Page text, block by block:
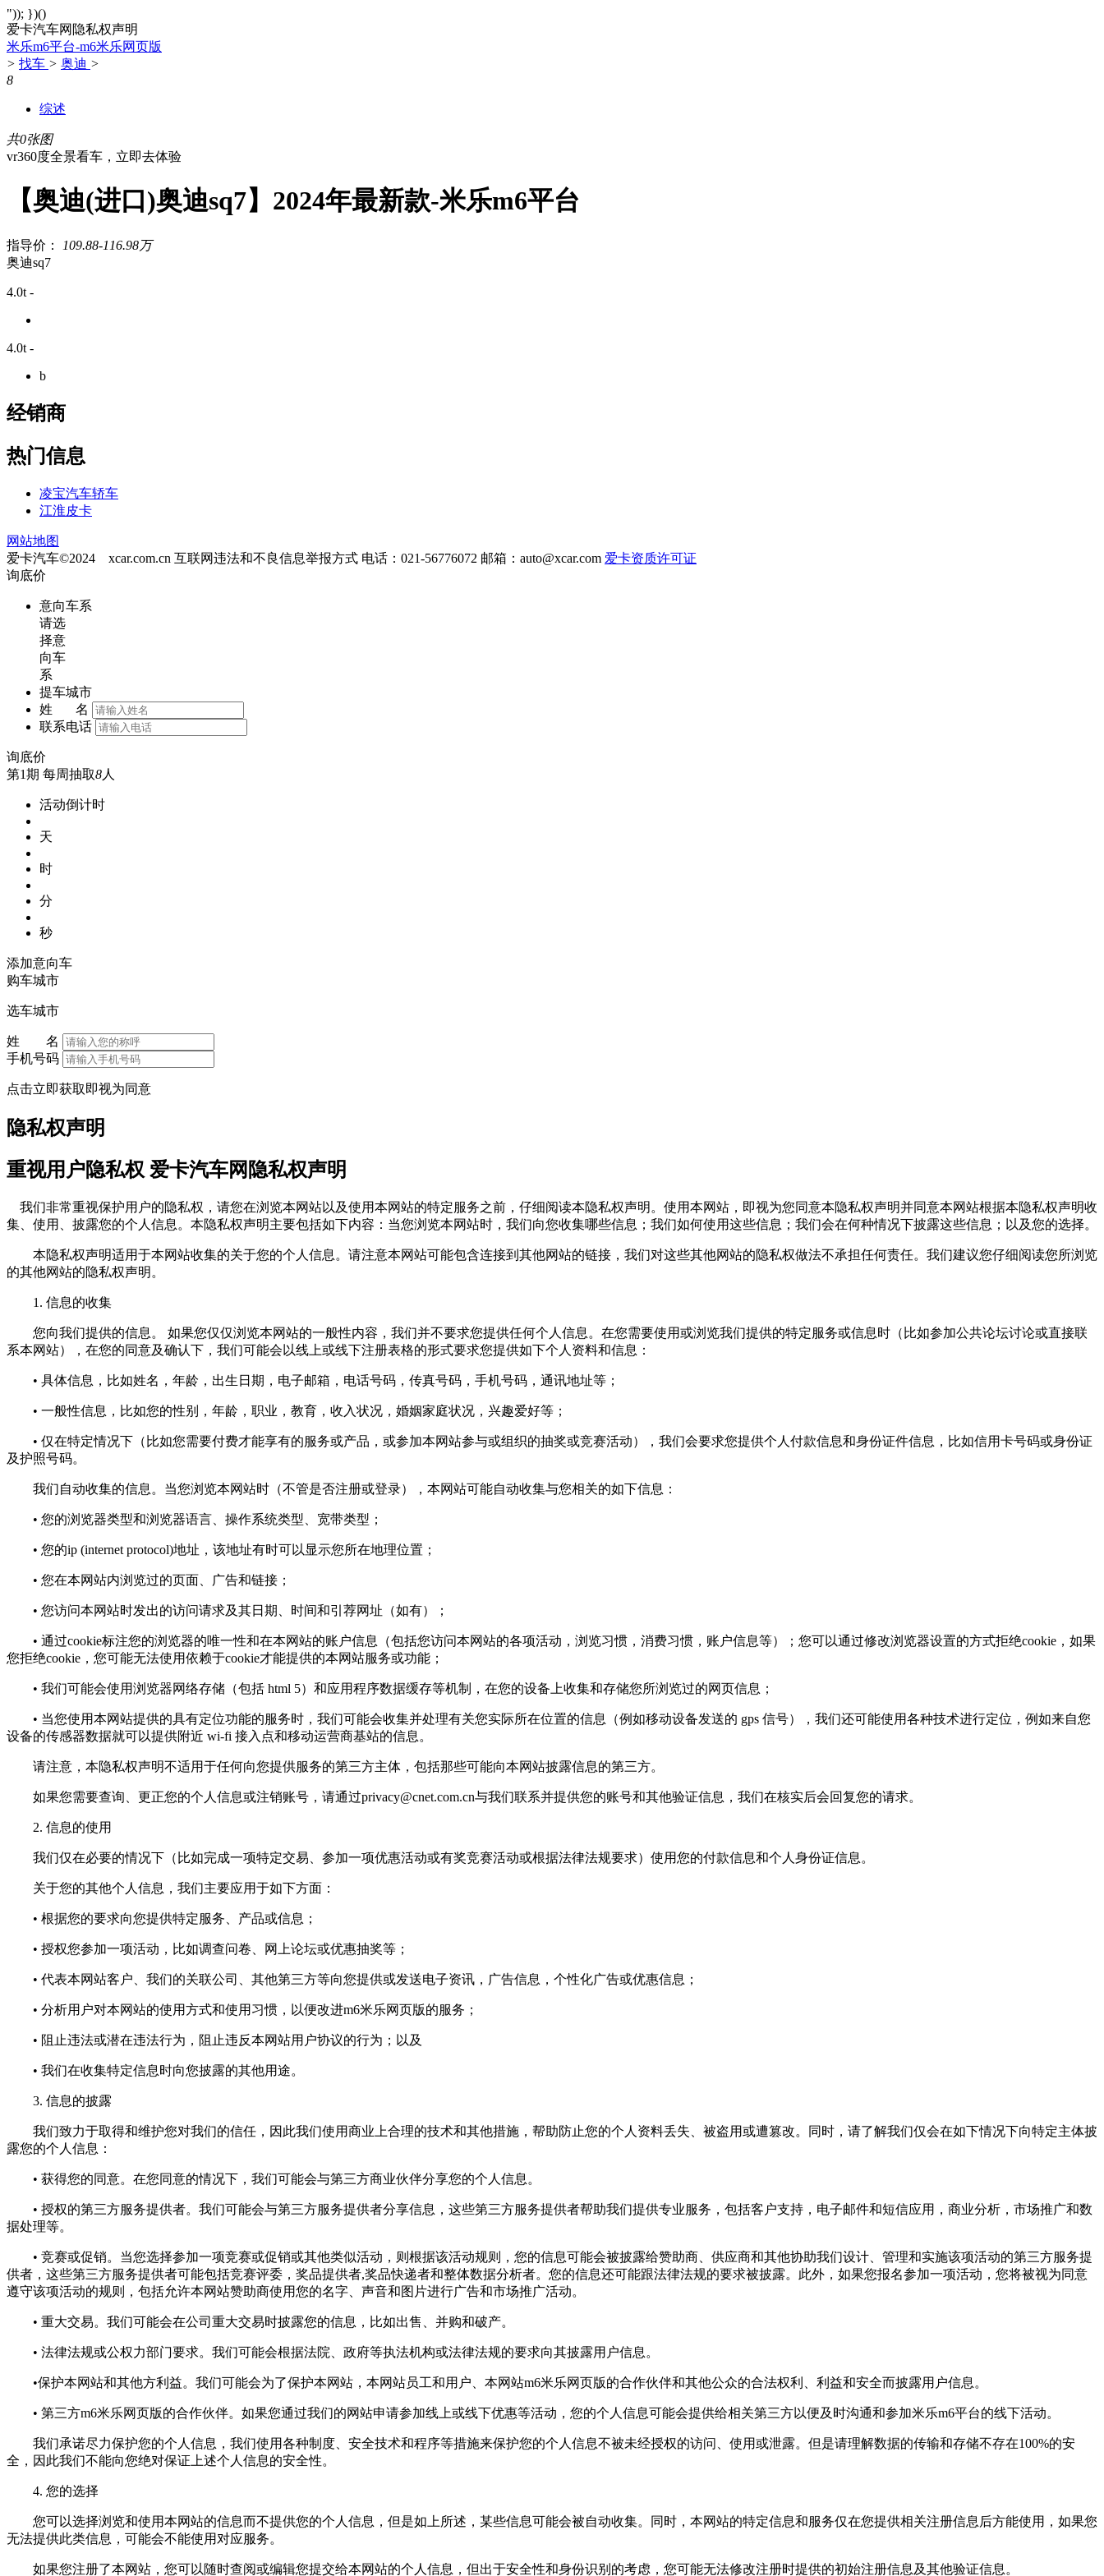
")); })()
爱卡汽车网隐私权声明
米乐m6平台-m6米乐网页版
> 找车 > 奥迪 >
8
综述
共0张图
vr360度全景看车，立即去体验
【奥迪(进口)奥迪sq7】2024年最新款-米乐m6平台
指导价：
109.88-116.98万
奥迪sq7
4.0t -
4.0t -
b
经销商
热门信息
凌宝汽车轿车
江淮皮卡
网站地图
爱卡汽车©2024 xcar.com.cn 互联网违法和不良信息举报方式 电话：021-56776072 邮箱： auto@xcar.com 爱卡资质许可证
询底价
意向车系
请选
择意
向车
系
提车城市
姓 名
联系电话
询底价
第1期 每周抽取8人
活动倒计时
天
时
分
秒
添加意向车
购车城市
选车城市
姓 名
手机号码
点击立即获取即视为同意
隐私权声明
重视用户隐私权 爱卡汽车网隐私权声明
我们非常重视保护用户的隐私权，请您在浏览本网站以及使用本网站的特定服务之前，仔细阅读本隐私权声明。使用本网站，即视为您同意本隐私权声明并同意本网站根据本隐私权声明收
集、使用、披露您的个人信息。本隐私权声明主要包括如下内容：当您浏览本网站时，我们向您收集哪些信息；我们如何使用这些信息；我们会在何种情况下披露这些信息；以及您的选择。
本隐私权声明适用于本网站收集的关于您的个人信息。请注意本网站可能包含连接到其他网站的链接，我们对这些其他网站的隐私权做法不承担任何责任。我们建议您仔细阅读您所浏览
的其他网站的隐私权声明。
1. 信息的收集
您向我们提供的信息。 如果您仅仅浏览本网站的一般性内容，我们并不要求您提供任何个人信息。在您需要使用或浏览我们提供的特定服务或信息时（比如参加公共论坛讨论或直接联
系本网站），在您的同意及确认下，我们可能会以线上或线下注册表格的形式要求您提供如下个人资料和信息：
• 具体信息，比如姓名，年龄，出生日期，电子邮箱，电话号码，传真号码，手机号码，通讯地址等；
• 一般性信息，比如您的性别，年龄，职业，教育，收入状况，婚姻家庭状况，兴趣爱好等；
• 仅在特定情况下（比如您需要付费才能享有的服务或产品，或参加本网站参与或组织的抽奖或竞赛活动），我们会要求您提供个人付款信息和身份证件信息，比如信用卡号码或身份证
及护照号码。
我们自动收集的信息。当您浏览本网站时（不管是否注册或登录），本网站可能自动收集与您相关的如下信息：
• 您的浏览器类型和浏览器语言、操作系统类型、宽带类型；
• 您的ip (internet protocol)地址，该地址有时可以显示您所在地理位置；
• 您在本网站内浏览过的页面、广告和链接；
• 您访问本网站时发出的访问请求及其日期、时间和引荐网址（如有）；
• 通过cookie标注您的浏览器的唯一性和在本网站的账户信息（包括您访问本网站的各项活动，浏览习惯，消费习惯，账户信息等）；您可以通过修改浏览器设置的方式拒绝cookie，如果
您拒绝cookie，您可能无法使用依赖于cookie才能提供的本网站服务或功能；
• 我们可能会使用浏览器网络存储（包括 html 5）和应用程序数据缓存等机制，在您的设备上收集和存储您所浏览过的网页信息；
• 当您使用本网站提供的具有定位功能的服务时，我们可能会收集并处理有关您实际所在位置的信息（例如移动设备发送的 gps 信号），我们还可能使用各种技术进行定位，例如来自您
设备的传感器数据就可以提供附近 wi-fi 接入点和移动运营商基站的信息。
请注意，本隐私权声明不适用于任何向您提供服务的第三方主体，包括那些可能向本网站披露信息的第三方。
如果您需要查询、更正您的个人信息或注销账号，请通过privacy@cnet.com.cn与我们联系并提供您的账号和其他验证信息，我们在核实后会回复您的请求。
2. 信息的使用
我们仅在必要的情况下（比如完成一项特定交易、参加一项优惠活动或有奖竞赛活动或根据法律法规要求）使用您的付款信息和个人身份证信息。
关于您的其他个人信息，我们主要应用于如下方面：
• 根据您的要求向您提供特定服务、产品或信息；
• 授权您参加一项活动，比如调查问卷、网上论坛或优惠抽奖等；
• 代表本网站客户、我们的关联公司、其他第三方等向您提供或发送电子资讯，广告信息，个性化广告或优惠信息；
• 分析用户对本网站的使用方式和使用习惯，以便改进m6米乐网页版的服务；
• 阻止违法或潜在违法行为，阻止违反本网站用户协议的行为；以及
• 我们在收集特定信息时向您披露的其他用途。
3. 信息的披露
我们致力于取得和维护您对我们的信任，因此我们使用商业上合理的技术和其他措施，帮助防止您的个人资料丢失、被盗用或遭篡改。同时，请了解我们仅会在如下情况下向特定主体披
露您的个人信息：
• 获得您的同意。在您同意的情况下，我们可能会与第三方商业伙伴分享您的个人信息。
• 授权的第三方服务提供者。我们可能会与第三方服务提供者分享信息，这些第三方服务提供者帮助我们提供专业服务，包括客户支持，电子邮件和短信应用，商业分析，市场推广和数
据处理等。
• 竞赛或促销。当您选择参加一项竞赛或促销或其他类似活动，则根据该活动规则，您的信息可能会被披露给赞助商、供应商和其他协助我们设计、管理和实施该项活动的第三方服务提
供者，这些第三方服务提供者可能包括竞赛评委，奖品提供者,奖品快递者和整体数据分析者。您的信息还可能跟法律法规的要求被披露。此外，如果您报名参加一项活动，您将被视为同意
遵守该项活动的规则，包括允许本网站赞助商使用您的名字、声音和图片进行广告和市场推广活动。
• 重大交易。我们可能会在公司重大交易时披露您的信息，比如出售、并购和破产。
• 法律法规或公权力部门要求。我们可能会根据法院、政府等执法机构或法律法规的要求向其披露用户信息。
•保护本网站和其他方利益。我们可能会为了保护本网站，本网站员工和用户、本网站m6米乐网页版的合作伙伴和其他公众的合法权利、利益和安全而披露用户信息。
• 第三方m6米乐网页版的合作伙伴。如果您通过我们的网站申请参加线上或线下优惠等活动，您的个人信息可能会提供给相关第三方以便及时沟通和参加米乐m6平台的线下活动。
我们承诺尽力保护您的个人信息，我们使用各种制度、安全技术和程序等措施来保护您的个人信息不被未经授权的访问、使用或泄露。但是请理解数据的传输和存储不存在100%的安
全，因此我们不能向您绝对保证上述个人信息的安全性。
4. 您的选择
您可以选择浏览和使用本网站的信息而不提供您的个人信息，但是如上所述，某些信息可能会被自动收集。同时，本网站的特定信息和服务仅在您提供相关注册信息后方能使用，如果您
无法提供此类信息，可能会不能使用对应服务。
如果您注册了本网站，您可以随时查阅或编辑您提交给本网站的个人信息，但出于安全性和身份识别的考虑，您可能无法修改注册时提供的初始注册信息及其他验证信息。